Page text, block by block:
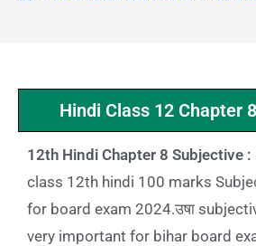
Hindi Class 12 Chapter
12th Hindi Chapter 8 Subjective :
class 12th hindi 100 marks
for board exam 2024.उषा
very important for bihar board